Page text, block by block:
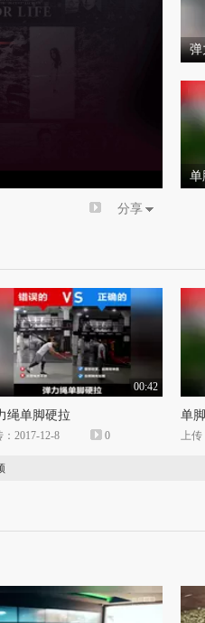
分享
弹
单
00:42
绳单脚硬拉
：2017-12-8 0
单
上传